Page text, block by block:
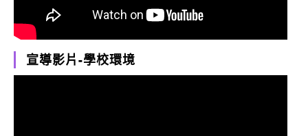
宣導影片-學校環境